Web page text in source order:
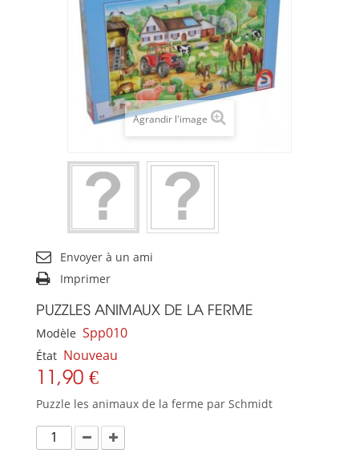
Agrandir l'image
Envoyer à un ami
Imprimer
PUZZLES ANIMAUX DE LA FERME
Modèle Spp010
État Nouveau
11,90 €
Puzzle les animaux de la ferme par Schmidt